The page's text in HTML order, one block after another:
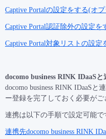
Captive Portalの設定をする(オ
Captive Portal認証除外の設定を
Captive Portal対象リストの設
docomo business RINK IDaaS
docomo business RINK IDaaS
ー登録を完了しておく必要がご
連携は以下の手順で設定可能で
連携先docomo business RINK